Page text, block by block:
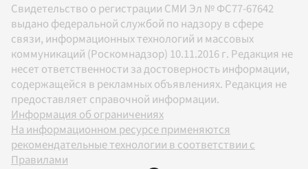
Свидетельство о регистрации СМИ Эл № ФС77-67642
выдано федеральной службой по надзору в сфере
связи, информационных технологий и массовых
коммуникаций (Роскомнадзор) 10.11.2016 г. Редакция не
несет ответственности за достоверность информации,
содержащейся в рекламных объявлениях. Редакция не
предоставляет справочной информации.
Информация об ограничениях
На информационном ресурсе применяются
рекомендательные технологии в соответствии с
Правилами